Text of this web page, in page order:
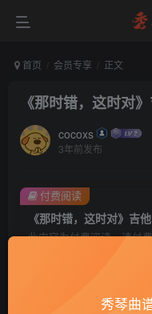
首页 会员专享 正文
《那时错，这时对
cocoxs
3年前发布
《那时错，这时对》吉
此内容为付费阅读，请付
黄金会员免费
付费阅读
秀琴曲